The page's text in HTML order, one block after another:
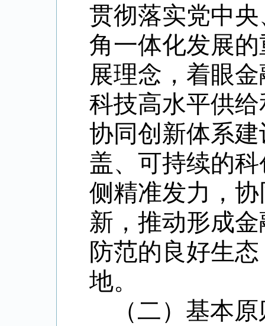
贯彻落实党中
角一体化发展
展理念，着眼
科技高水平供
协同创新体系
盖、可持续的
侧精准发力，
新，推动形成
防范的良好生
地。
（二）基本